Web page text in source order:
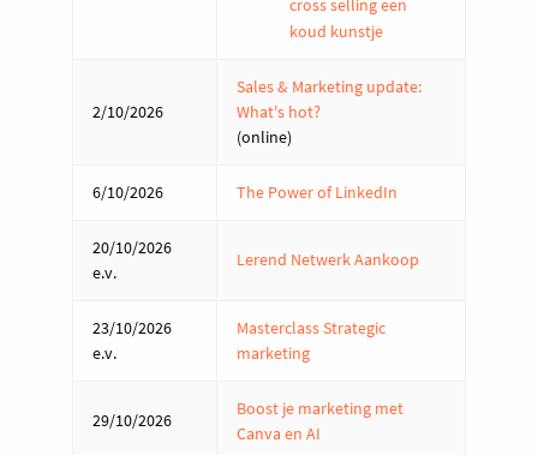
cross selling een
koud kunstje
2/10/2026
Sales & Marketing update:
What's hot?
(online)
6/10/2026 The Power of LinkedIn
20/10/2026
e.v.
Lerend Netwerk Aankoop
23/10/2026
e.v.
Masterclass Strategic
marketing
29/10/2026
Boost je marketing met
Canva en AI